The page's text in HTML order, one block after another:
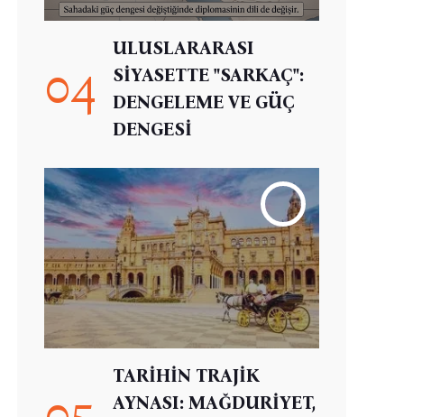
04
ULUSLARARASI
SİYASETTE "SARKAÇ":
DENGELEME VE GÜÇ
DENGESİ
TARİHİN TRAJİK
AYNASI: MAĞDURİYET,